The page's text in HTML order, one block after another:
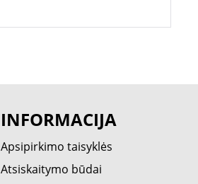
INFORMACIJA
Apsipirkimo taisyklės
Atsiskaitymo būdai